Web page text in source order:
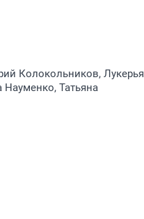
Колокольников, Лукерья
Татьяна